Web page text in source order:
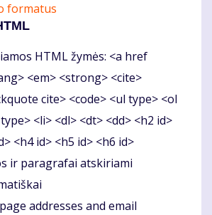
formatus
HTML žymės: <a href
<em> <strong> <cite>
cite> <code> <ul type> <ol
<li> <dl> <dt> <dd> <h2 id>
<h4 id> <h5 id> <h6 id>
ir paragrafai atskiriami
addresses and email